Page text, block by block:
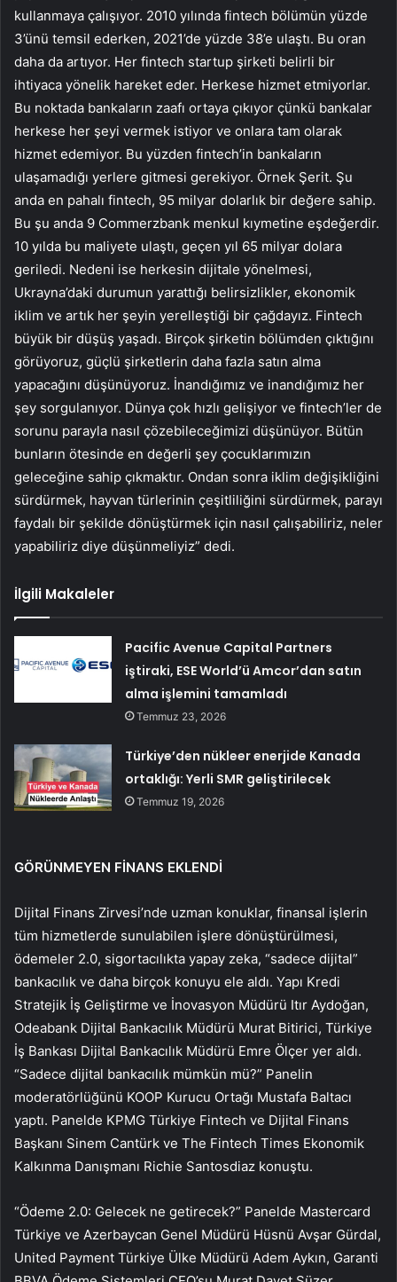
kullanmaya çalışıyor. 2010 yılında fintech bölümün yüzde
3’ünü temsil ederken, 2021’de yüzde 38’e ulaştı. Bu oran
daha da artıyor. Her fintech startup şirketi belirli bir
ihtiyaca yönelik hareket eder. Herkese hizmet etmiyorlar.
Bu noktada bankaların zaafı ortaya çıkıyor çünkü bankalar
herkese her şeyi vermek istiyor ve onlara tam olarak
hizmet edemiyor. Bu yüzden fintech’in bankaların
ulaşamadığı yerlere gitmesi gerekiyor. Örnek Şerit. Şu
anda en pahalı fintech, 95 milyar dolarlık bir değere sahip.
Bu şu anda 9 Commerzbank menkul kıymetine eşdeğerdir.
10 yılda bu maliyete ulaştı, geçen yıl 65 milyar dolara
geriledi. Nedeni ise herkesin dijitale yönelmesi,
Ukrayna’daki durumun yarattığı belirsizlikler, ekonomik
iklim ve artık her şeyin yerelleştiği bir çağdayız. Fintech
büyük bir düşüş yaşadı. Birçok şirketin bölümden çıktığını
görüyoruz, güçlü şirketlerin daha fazla satın alma
yapacağını düşünüyoruz. İnandığımız ve inandığımız her
şey sorgulanıyor. Dünya çok hızlı gelişiyor ve fintech’ler de
sorunu parayla nasıl çözebileceğimizi düşünüyor. Bütün
bunların ötesinde en değerli şey çocuklarımızın
geleceğine sahip çıkmaktır. Ondan sonra iklim değişikliğini
sürdürmek, hayvan türlerinin çeşitliliğini sürdürmek, parayı
faydalı bir şekilde dönüştürmek için nasıl çalışabiliriz, neler
yapabiliriz diye düşünmeliyiz” dedi.
İlgili Makaleler
Pacific Avenue Capital Partners
iştiraki, ESE World’ü Amcor’dan satın
alma işlemini tamamladı
Temmuz 23, 2026
Türkiye’den nükleer enerjide Kanada
ortaklığı: Yerli SMR geliştirilecek
Temmuz 19, 2026
GÖRÜNMEYEN FİNANS EKLENDİ
Dijital Finans Zirvesi’nde uzman konuklar, finansal işlerin
tüm hizmetlerde sunulabilen işlere dönüştürülmesi,
ödemeler 2.0, sigortacılıkta yapay zeka, “sadece dijital”
bankacılık ve daha birçok konuyu ele aldı. Yapı Kredi
Stratejik İş Geliştirme ve İnovasyon Müdürü Itır Aydoğan,
Odeabank Dijital Bankacılık Müdürü Murat Bitirici, Türkiye
İş Bankası Dijital Bankacılık Müdürü Emre Ölçer yer aldı.
“Sadece dijital bankacılık mümkün mü?” Panelin
moderatörlüğünü KOOP Kurucu Ortağı Mustafa Baltacı
yaptı. Panelde KPMG Türkiye Fintech ve Dijital Finans
Başkanı Sinem Cantürk ve The Fintech Times Ekonomik
Kalkınma Danışmanı Richie Santosdiaz konuştu.
“Ödeme 2.0: Gelecek ne getirecek?” Panelde Mastercard
Türkiye ve Azerbaycan Genel Müdürü Hüsnü Avşar Gürdal,
United Payment Türkiye Ülke Müdürü Adem Aykın, Garanti